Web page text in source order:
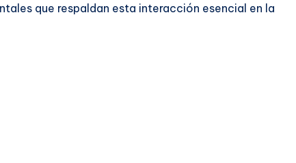
que respaldan esta interacción esencial en la